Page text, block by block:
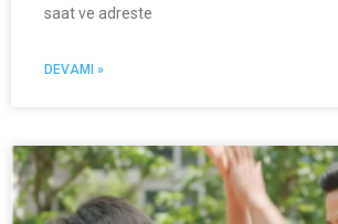
saat ve adreste
DEVAMI »